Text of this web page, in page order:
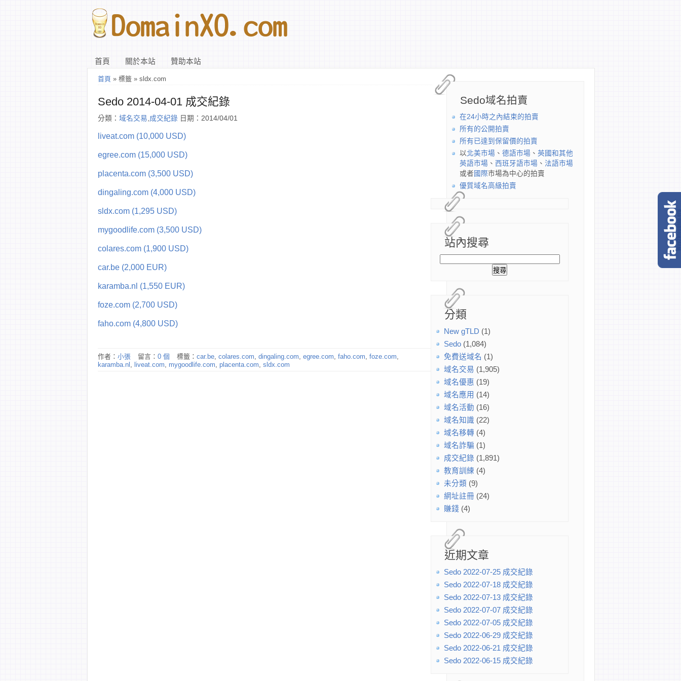
首頁 關於本站 贊助本站
Sedo域名拍賣
在24小時之內結束的拍賣
所有的公開拍賣
所有已達到保留價的拍賣
以北美市場 、 德語市場 、 英國和其他
英語市場 、 西班牙語市場 、 法語市場
或者 國際市場為中心的拍賣
優質域名高級拍賣
站內搜尋
分類
New gTLD (1)
Sedo (1,084)
免費送域名 (1)
域名交易 (1,905)
域名優惠 (19)
域名應用 (14)
域名活動 (16)
域名知識 (22)
域名移轉 (4)
域名詐騙 (1)
成交紀錄 (1,891)
教育訓練 (4)
未分類 (9)
網址註冊 (24)
賺錢 (4)
近期文章
Sedo 2022-07-25 成交紀錄
Sedo 2022-07-18 成交紀錄
Sedo 2022-07-13 成交紀錄
Sedo 2022-07-07 成交紀錄
Sedo 2022-07-05 成交紀錄
Sedo 2022-06-29 成交紀錄
Sedo 2022-06-21 成交紀錄
Sedo 2022-06-15 成交紀錄
首頁 » 標籤 » sldx.com
Sedo 2014-04-01 成交紀錄
分類： 域名交易,成交紀錄 日期：2014/04/01
liveat.com (10,000 USD)
egree.com (15,000 USD)
placenta.com (3,500 USD)
dingaling.com (4,000 USD)
sldx.com (1,295 USD)
mygoodlife.com (3,500 USD)
colares.com (1,900 USD)
car.be (2,000 EUR)
karamba.nl (1,550 EUR)
foze.com (2,700 USD)
faho.com (4,800 USD)
作者： 小張 留言： 0 個 標籤： car.be, colares.com, dingaling.com, egree.com, faho.com, foze.com,
karamba.nl , liveat.com, mygoodlife.com, placenta.com, sldx.com